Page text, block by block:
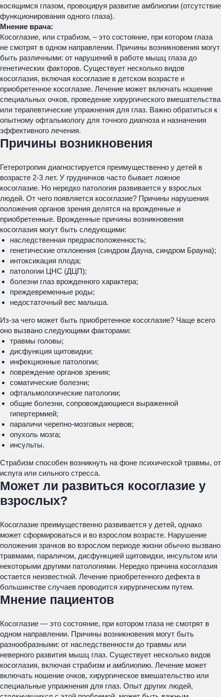
косящимся глазом, провоцируя развитие амблиопии (отсутствие
функционирования одного глаза).
Мнение врача:
Косоглазие, или страбизм, – это состояние, при котором глаза
не смотрят в одном направлении. Причины возникновения могут
быть различными: от нарушений в работе мышц глаза до
генетических факторов. Существует несколько видов
косоглазия, включая косоглазие в детском возрасте и
приобретенное косоглазие. Лечение может включать ношение
специальных очков, проведение хирургического вмешательства
или терапевтические упражнения для глаз. Важно обратиться к
опытному офтальмологу для точного диагноза и назначения
эффективного лечения.
Причины возникновения
Гетеротропия диагностируется преимущественно у детей в
возрасте 2-3 лет. У грудничков часто бывает ложное
косоглазие. Но нередко патология развивается у взрослых
людей. От чего появляется косоглазие? Причины нарушения
положения органов зрения делятся на врожденные и
приобретенные. Врожденные причины возникновения
косоглазия могут быть следующими:
наследственная предрасположенность;
генетические отклонения (синдром Дауна, синдром Брауна);
интоксикация плода;
патологии ЦНС (ДЦП);
болезни глаз врожденного характера;
преждевременные роды;
недостаточный вес малыша.
Из-за чего может быть приобретенное косоглазие? Чаще всего
оно вызвано следующими факторами:
травмы головы;
дисфункция щитовидки;
инфекционные патологии;
повреждение органов зрения;
соматические болезни;
офтальмологические патологии;
общие болезни, сопровождающиеся выраженной
гипертермией;
параличи черепно-мозговых нервов;
опухоль мозга;
инсульты.
Страбизм способен возникнуть на фоне психической травмы, от
испуга или сильного стресса.
Может ли развиться косоглазие у
взрослых?
Косоглазие преимущественно развивается у детей, однако
может сформироваться и во взрослом возрасте. Нарушение
положения зрачков во взрослом периоде жизни обычно вызвано
травмами, параличом, дисфункцией щитовидки, инсультом или
некоторыми другими патологиями. Нередко причина косоглазия
остается неизвестной. Лечение приобретенного дефекта в
большинстве случаев проводится хирургическим путем.
Мнение пациентов
Косоглазие — это состояние, при котором глаза не смотрят в
одном направлении. Причины возникновения могут быть
разнообразными: от наследственности до травмы или
неверного развития мышц глаз. Существует несколько видов
косоглазия, включая страбизм и амблиопию. Лечение может
включать ношение очков, хирургическое вмешательство или
специальные упражнения для глаз. Опыт других людей,